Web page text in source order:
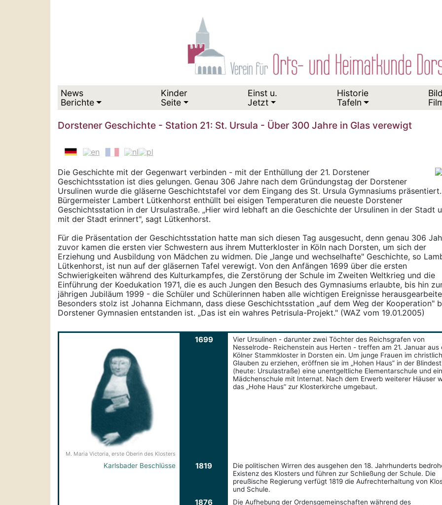
News
Berichte
Kinder
Seite
Einst u.
Jetzt
Historie
Tafeln
Dorstener Geschichte - Station 21: St. Ursula - Über 300 Jahre in Glas verewigt
Die Geschichte mit der Gegenwart verbinden - mit der Enthüllung der 21. Dorstener
Geschichtsstation ist dies gelungen. Genau 306 Jahre nach dem Gründungstag der Dorstener
Ursulinen wurde die gläserne Geschichtstafel vor dem Eingang des St. Ursula Gymnasiums präsentiert.
Bürgermeister Lambert Lütkenhorst enthüllt bei eisigen Temperaturen die neueste Dorstener
Geschichtsstation in der Ursulastraße. „Hier wird lebhaft an die Geschichte der Ursulinen in der Stadt
mit der Stadt erinnert", sagt Lütkenhorst.
Für die Präsentation der Geschichtsstation hatte man sich diesen Tag ausgesucht, denn genau 306
zuvor kamen die ersten vier Schwestern aus ihrem Mutterkloster in Köln nach Dorsten, um sich der
Erziehung und Ausbildung von Mädchen zu widmen. Die „lange und wechselhafte" Geschichte, so
Lütkenhorst, ist nun auf der gläsernen Tafel verewigt. Von den Anfängen 1699 über die ersten
Schwierigkeiten während des Kulturkampfes, die Zerstörung der Schule im Zweiten Weltkrieg und die
Einführung der Koedukation 1971, die es auch Jungen den Besuch des Gymnasiums erlaubte, bis hin
jährigen Jubiläum 1999 - die Schüler und Schülerinnen haben alle wichtigen Ereignisse
Besonders stolz ist Johanna Eichmann, dass diese Geschichtsstation „auf dem Weg der Kooperation"
Dorstener Gymnasien entstanden ist. „Das ist ein wahres Petrisula-Projekt." (WAZ vom 19.01.2005)
M. Maria Victoria, erste Oberin des Klosters
1699
Vier Ursulinen - darunter zwei Töchter des Reichsgrafen von
Nesselrode- Reichenstein aus Herten - treffen am 21. Januar aus
Kölner Stammkloster in Dorsten ein. Um junge Frauen im
Glauben zu erziehen, eröffnen sie im „Hohen Haus” in der
(heute: Ursulastraße) eine unentgeltliche Elementarschule und
Mädchenschule mit Internat. Nach dem Erwerb weiterer Häuser
das „Hohe Haus” zur Klosterkirche umgebaut.
Karlsbader Beschlüsse 1819
Die politischen Wirren des ausgehen den 18. Jahrhunderts
Existenz des Klosters und führen zur Schließung der Schule. Die
preußische Regierung verfügt 1819 die Aufrechterhaltung von
und Schule.
1876
Die Aufhebung der Ordens­gemeinschaften während des